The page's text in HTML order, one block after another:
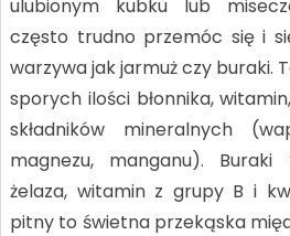
ulubionym kubku lub
często trudno przemóc się i
warzywa jak jarmuż czy buraki.
sporych ilości błonnika,
składników mineralnych
magnezu, manganu). Buraki
żelaza, witamin z grupy B i
pitny to świetna przekąska